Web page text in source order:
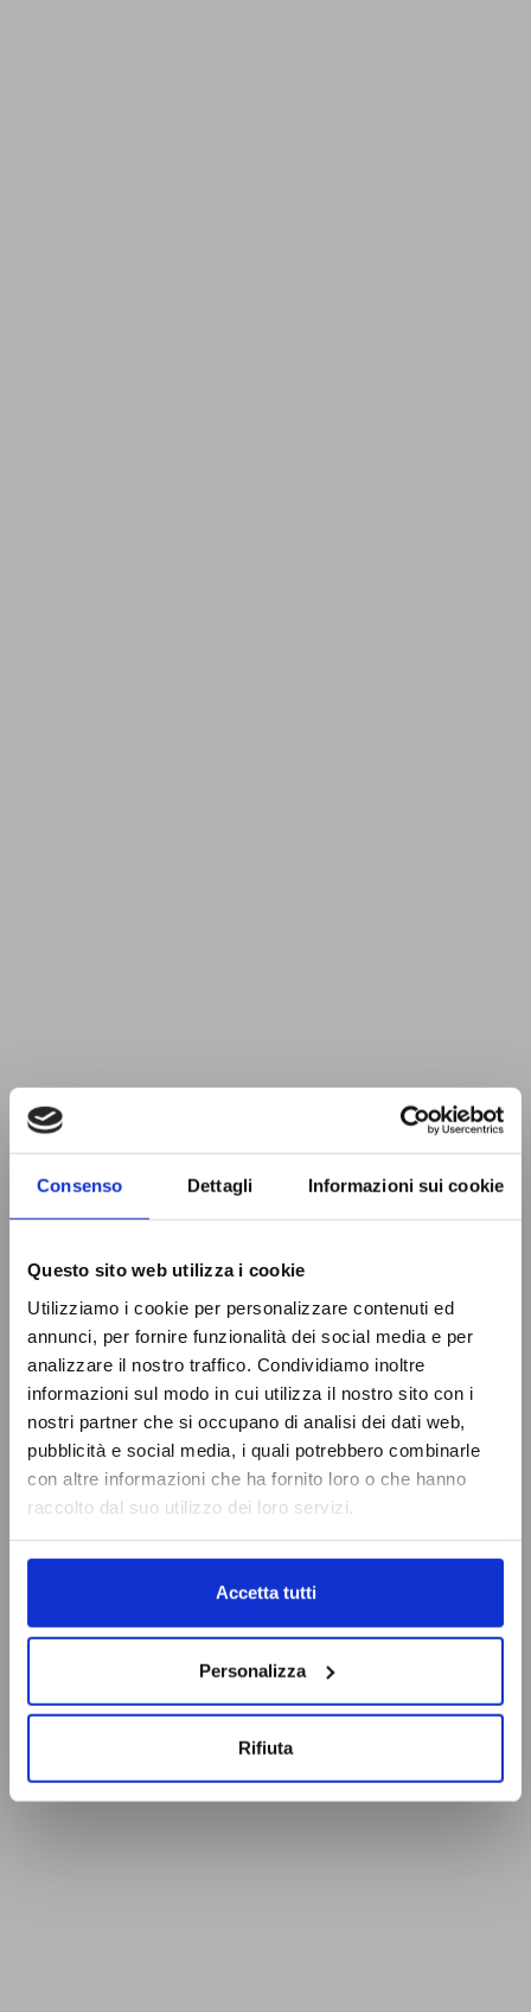
Consenso Dettagli Informazioni sui cookie
Questo sito web utilizza i cookie
Utilizziamo i cookie per personalizzare contenuti ed
annunci, per fornire funzionalità dei social media e per
analizzare il nostro traffico. Condividiamo inoltre
informazioni sul modo in cui utilizza il nostro sito con i
nostri partner che si occupano di analisi dei dati web,
pubblicità e social media, i quali potrebbero combinarle
con altre informazioni che ha fornito loro o che hanno
raccolto dal suo utilizzo dei loro servizi.
Accetta tutti
Personalizza
Rifiuta